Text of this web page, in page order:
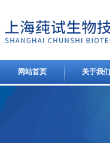
网站首页 关于我们